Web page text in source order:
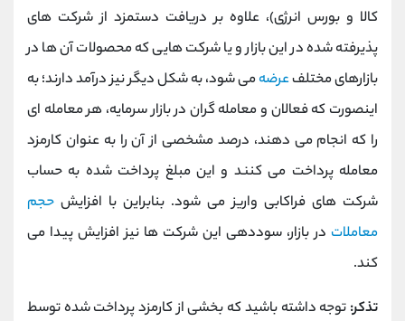
کالا و بورس انرژی)، علاوه بر دریافت دستمزد از شرکت های
پذیرفته شده در این بازار و یا شرکت هایی که محصولات آن ها در
بازارهای مختلفعرضهمی شود، به شکل دیگر نیز درآمد دارند؛ به
اینصورت که فعالان و معامله گران در بازار سرمایه، هر معامله ای
را که انجام می دهند، درصد مشخصی از آن را به عنوان کارمزد
معامله پرداخت می کنند و این مبلغ پرداخت شده به حساب
شرکت های فراکابی واریز می شود. بنابراین با افزایش حجم
معاملات در بازار، سوددهی این شرکت ها نیز افزایش پیدا می
کند.
تذکر: توجه داشته باشید که بخشی از کارمزد پرداخت شده توسط